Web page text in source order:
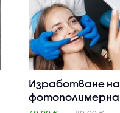
Изработване на
фотополимерна
естетична